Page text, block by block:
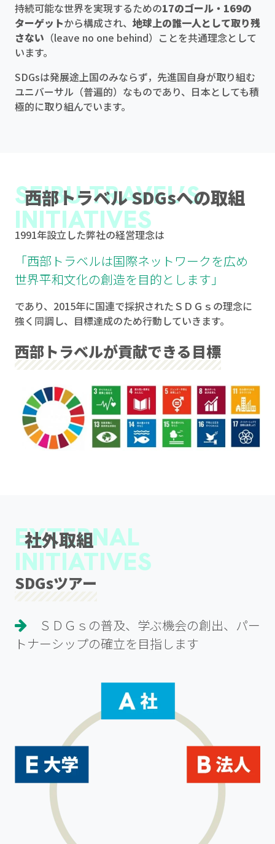
持続可能な世界を実現するための17のゴール・169の
ターゲットから構成され、 地球上の誰一人として取り残
さない （leave no one behind）ことを共通理念として
います。
SDGsは発展途上国のみならず，先進国自身が取り組む
ユニバーサル（普遍的）なものであり、日本としても積
極的に取り組んでいます。
SEIBU TRAVEL’S
INITIATIVES
西部トラベル SDGsへの取組
1991年設立した弊社の経営理念は
「西部トラベルは国際ネットワークを広め
世界平和文化の創造を目的とします」
であり、2015年に国連で採択されたＳＤＧｓの理念に
強く同調し、目標達成のため行動していきます。
西部トラベルが貢献できる目標
EXTERNAL
INITIATIVES
社外取組
SDGsツアー
ＳＤＧｓの普及、学ぶ機会の創出、パー
トナーシップの確立を目指します